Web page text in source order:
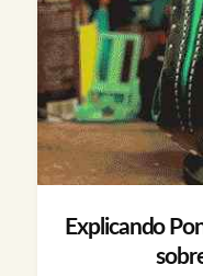
Explicando